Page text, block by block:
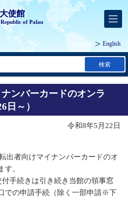
使館
of Palau
English
検索
ンバーカードのオンラ
日～）
令和8年5月22日
出者向けマイナンバーカードのオ
す。
手続きは引き続き当館の領事窓
での申請手続（除く一部申請※下